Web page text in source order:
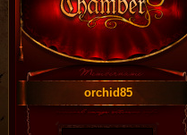
orchid85